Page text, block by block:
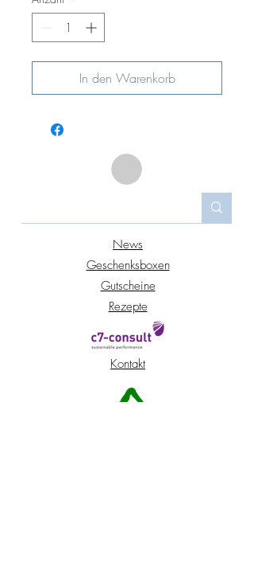
110
In den Warenkorb
News
Geschenksboxen
Gutscheine
Rezepte
Kontakt